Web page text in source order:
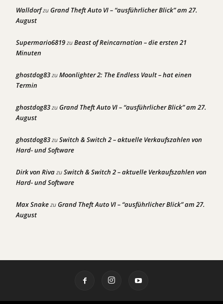
WalldorfzuGrand Theft Auto VI – “ausführlicher Blick” am 27.
August
Supermario6819zuBeast of Reincarnation – die ersten 21
Minuten
ghostdog83zuMoonlighter 2: The Endless Vault – hat einen
Termin
ghostdog83zuGrand Theft Auto VI – “ausführlicher Blick” am 27.
August
ghostdog83zuSwitch & Switch 2 – aktuelle Verkaufszahlen von
Hard- und Software
Dirk von RivazuSwitch & Switch 2 – aktuelle Verkaufszahlen von
Hard- und Software
Max SnakezuGrand Theft Auto VI – “ausführlicher Blick” am 27.
August